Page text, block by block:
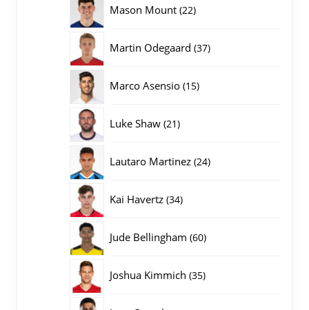
Mason Mount 2222
Martin Odegaard 3737
Marco Asensio 1515
Luke Shaw 2121
Lautaro Martinez 2424
Kai Havertz 3434
Jude Bellingham 6060
Joshua Kimmich 3535